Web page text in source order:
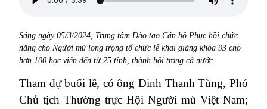
Sáng ngày 05/3/2024, Trung tâm Đào tạo Cán bộ Phục hồi chức
năng cho Người mù long trọng tổ chức lễ khai giảng khóa 93 cho
hơn 100 học viên đến từ 25 tỉnh, thành hội trong cả nước.
Tham dự buổi lễ, có ông Đinh Thanh Tùng, Phó
Chủ tịch Thường trực Hội Người mù Việt Nam;